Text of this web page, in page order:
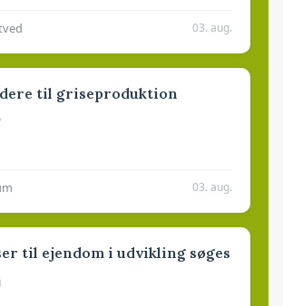
03. aug.
til griseproduktion
03. aug.
til ejendom i udvikling søges